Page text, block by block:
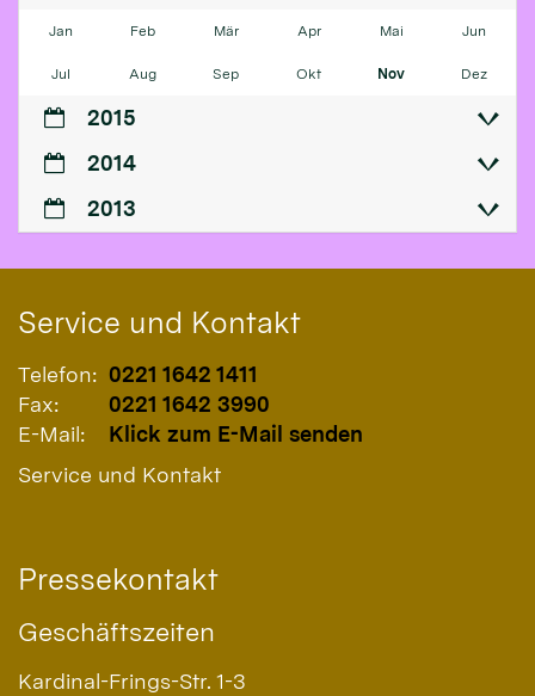
Jan Feb Mär Apr Mai Jun
Jul Aug Sep Okt Nov Dez
2015
2014
2013
Service und Kontakt
Telefon: 0221 1642 1411
Fax:
0221 1642 3990
E-Mail:
Klick zum E-Mail senden
Service und Kontakt
Pressekontakt
Geschäftszeiten
Kardinal-Frings-Str. 1-3